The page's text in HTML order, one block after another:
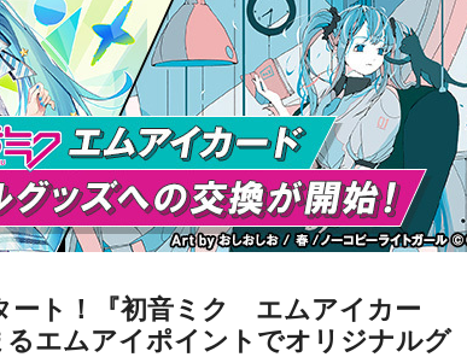
ート！『初音ミク エムアイカー
るエムアイポイントでオリジナルグ